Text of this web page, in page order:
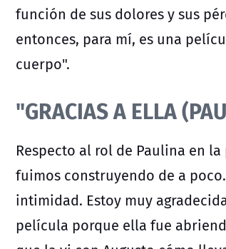
función de sus dolores y sus
entonces, para mí, es una
cuerpo".
"GRACIAS A ELLA
Respecto al rol de Paulina en
fuimos construyendo de a
intimidad. Estoy muy
película porque ella fue